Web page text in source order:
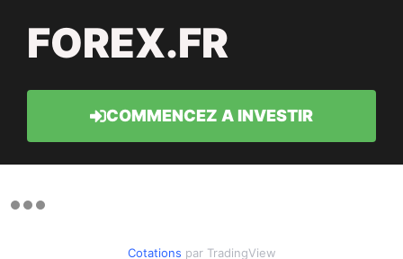
FOREX.FR
COMMENCEZ A INVESTIR
Cotations par TradingView